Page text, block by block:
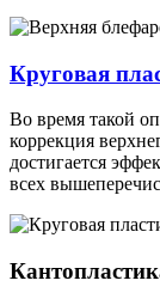
Круговая
Во время такой
коррекция
достигается
всех